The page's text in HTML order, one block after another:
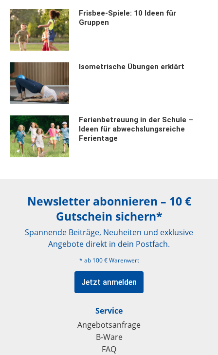
Frisbee-Spiele: 10 Ideen für
Gruppen
Isometrische Übungen erklärt
Ferienbetreuung in der Schule –
Ideen für abwechslungsreiche
Ferientage
Newsletter abonnieren – 10 €
Gutschein sichern*
Spannende Beiträge, Neuheiten und exklusive
Angebote direkt in dein Postfach.
* ab 100 € Warenwert
Jetzt anmelden
Service
Angebotsanfrage
B-Ware
FAQ